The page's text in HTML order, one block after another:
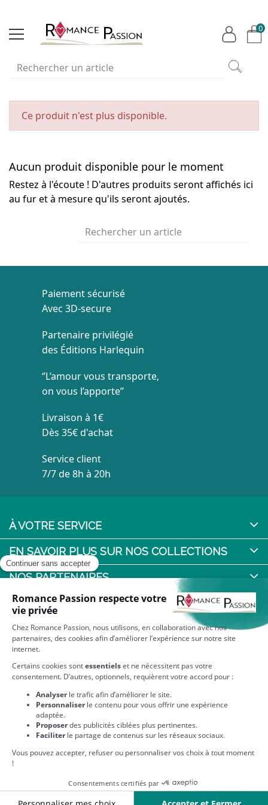
0
Ce produit n'est plus disponible.
Aucun produit disponible pour le moment
Restez à l'écoute ! D'autres produits seront affichés ici
au fur et à mesure qu'ils seront ajoutés.
Paiement sécurisé
Avec 3D-secure
Partenaire privilégié
des Éditions Harlequin
‘’L’amour vous transporte,
on vous l’apporte’’
Livraison à 1€
Dès 35€ d'achat
Service client
7/7 de 8h à 20h
À VOTRE SERVICE
EN SAVOIR PLUS SUR NOS COLLECTIONS
NOS PARTENAIRES
QUI SOMMES-NOUS ?
NOS ENGAGEMENTS
RESTEZ CONNECTÉS
Partenaire privilégié des Editions Harlequin : retrouvez sur
notre site toutes vos romances et collections préférées
disponibles en format papier !